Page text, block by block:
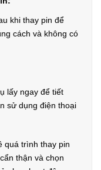
khi thay pin để
cách và không có
lấy ngay để tiết
sử dụng điện thoại
quá trình thay pin
thận và chọn